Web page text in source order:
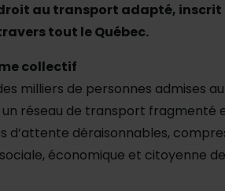
au transport adapté, inscrit
tout le Québec.
collectif
milliers de personnes admises
réseau de transport fragmenté
d’attente déraisonnables,
économique et citoyenne